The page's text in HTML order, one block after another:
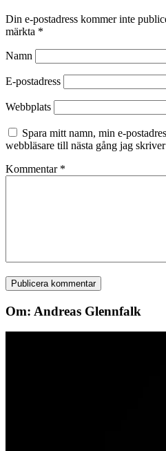
Din e-postadress kommer inte
märkta *
Namn
E-postadress
Webbplats
Spara mitt namn, min e-
webbläsare till nästa gång jag
Kommentar *
Om: Andreas Glennfalk